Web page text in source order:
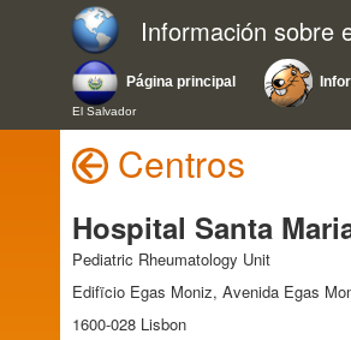
Información sobre
Página principal
El Salvador
Centros
Hospital Santa
Pediatric Rheumatology Unit
Edifïcio Egas Moniz, Avenida Egas
1600-028 Lisbon